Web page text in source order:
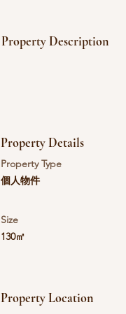
Property Description
Property Details
Property Type
個人物件
Size
130㎡
Property Location